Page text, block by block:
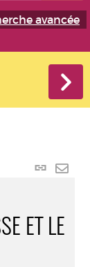
avancée
Lien
mail
ET LE